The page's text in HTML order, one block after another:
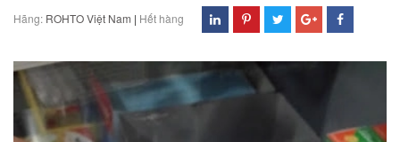
Hãng: ROHTO Việt Nam | Hết hàng